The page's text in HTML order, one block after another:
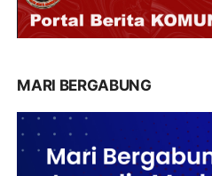
MARI BERGABUNG